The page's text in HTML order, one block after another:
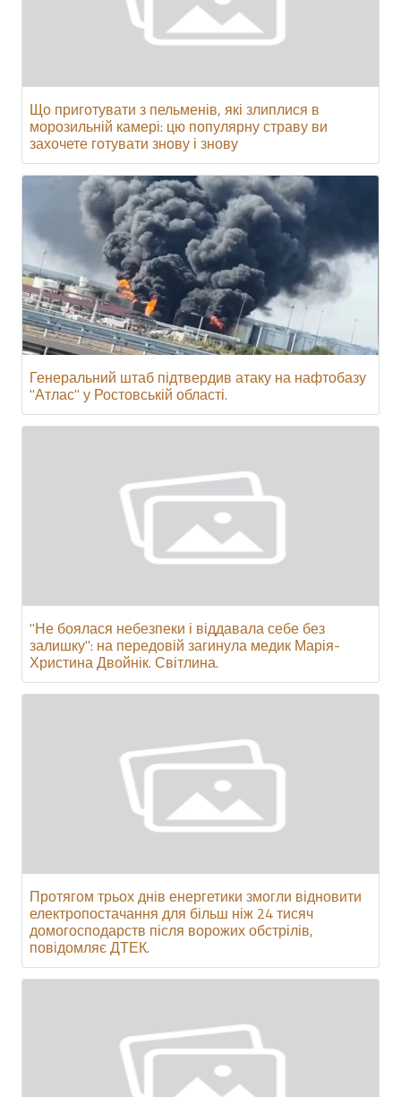
Що приготувати з пельменів, які злиплися в
морозильній камері: цю популярну страву ви
захочете готувати знову і знову
Генеральний штаб підтвердив атаку на нафтобазу
"Атлас" у Ростовській області.
"Не боялася небезпеки і віддавала себе без
залишку": на передовій загинула медик Марія-
Христина Двойнік. Світлина.
Протягом трьох днів енергетики змогли відновити
електропостачання для більш ніж 24 тисяч
домогосподарств після ворожих обстрілів,
повідомляє ДТЕК.